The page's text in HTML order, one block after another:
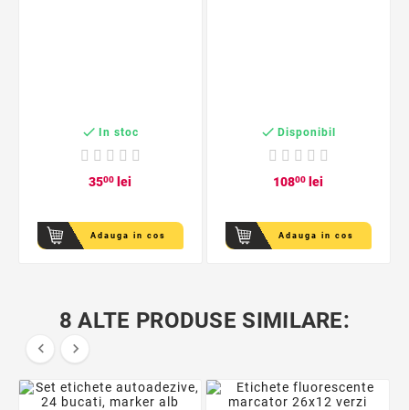
 In stoc
3500 lei
Adauga in cos
 Disponibil
10800 lei
Adauga in cos
8 ALTE PRODUSE SIMILARE:
 